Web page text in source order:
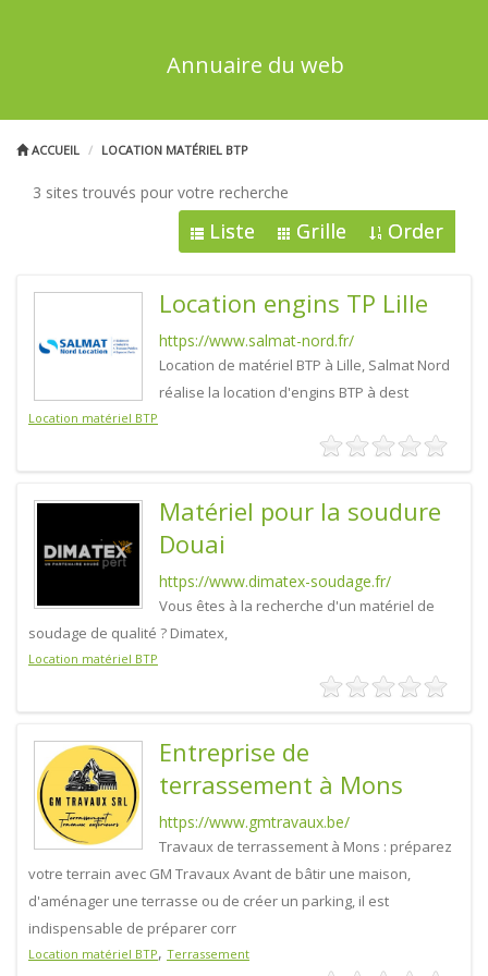
Annuaire du web
ACCUEIL LOCATION MATÉRIEL BTP
3 sites trouvés pour votre recherche
Liste Grille Order
Location engins TP Lille
https://www.salmat-nord.fr/
Location de matériel BTP à Lille, Salmat Nord
réalise la location d'engins BTP à dest
Location matériel BTP
Matériel pour la soudure
Douai
https://www.dimatex-soudage.fr/
Vous êtes à la recherche d'un matériel de
soudage de qualité ? Dimatex,
Location matériel BTP
Entreprise de
terrassement à Mons
https://www.gmtravaux.be/
Travaux de terrassement à Mons : préparez
votre terrain avec GM Travaux Avant de bâtir une maison,
d'aménager une terrasse ou de créer un parking, il est
indispensable de préparer corr
Location matériel BTP, Terrassement